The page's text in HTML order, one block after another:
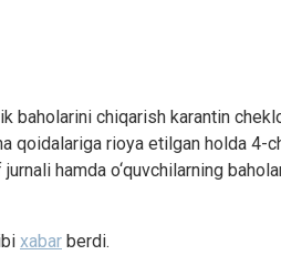
baholarini chiqarish karantin
qoidalariga rioya etilgan holda 4-
hamda o‘quvchilarning
xabar berdi.